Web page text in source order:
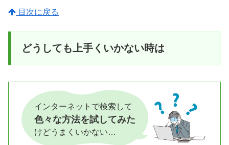
目次に戻る
どうしても上手くいかない時は
インターネットで検索して
色々な方法を試してみた
けどうまくいかない…